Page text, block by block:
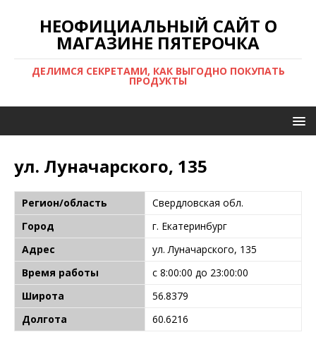
НЕОФИЦИАЛЬНЫЙ САЙТ О
МАГАЗИНЕ ПЯТЕРОЧКА
ДЕЛИМСЯ СЕКРЕТАМИ, КАК ВЫГОДНО ПОКУПАТЬ
ПРОДУКТЫ
ул. Луначарского, 135
Регион/область
Свердловская обл.
Город
г. Екатеринбург
Адрес
ул. Луначарского, 135
Время работы
с 8:00:00 до 23:00:00
Широта
56.8379
Долгота
60.6216